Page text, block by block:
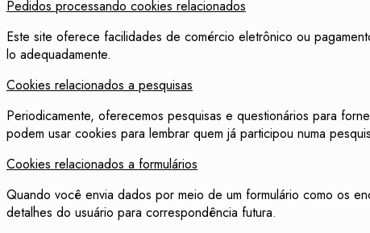
Pedidos processando cookies relacionados
Este site oferece facilidades de comércio eletrônico ou
lo adequadamente.
Cookies relacionados a pesquisas
Periodicamente, oferecemos pesquisas e questionários para
podem usar cookies para lembrar quem já participou numa
Cookies relacionados a formulários
Quando você envia dados por meio de um formulário como os
detalhes do usuário para correspondência futura.